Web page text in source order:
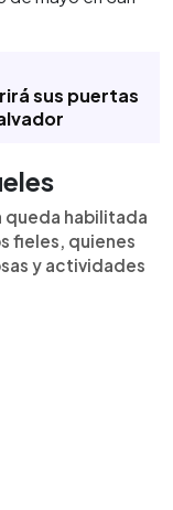
sus puertas
queda habilitada
fieles, quienes
y actividades